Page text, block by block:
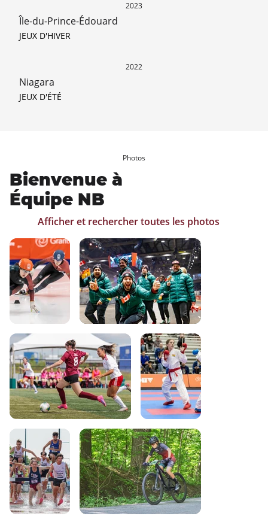
2023
Île-du-Prince-Édouard
JEUX D'HIVER
2022
Niagara
JEUX D'ÉTÉ
Photos
Bienvenue à
Équipe NB
Afficher et rechercher toutes les photos